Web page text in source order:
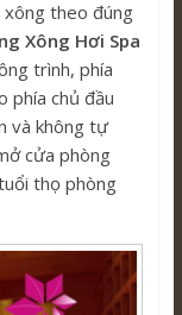
theo đúng
Xông Hơi Spa
trình, phía
phía chủ đầu
và không tự
cửa phòng
thọ phòng